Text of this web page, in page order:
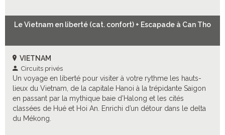
Le Vietnam en liberté (cat. confort) + Escapade à Can Tho
VIETNAM
Circuits privés
Un voyage en liberté pour visiter à votre rythme les hauts-
lieux du Vietnam, de la capitale Hanoi à la trépidante Saigon
en passant par la mythique baie d’Halong et les cités
classées de Hué et Hoi An. Enrichi d’un détour dans le delta
du Mékong.